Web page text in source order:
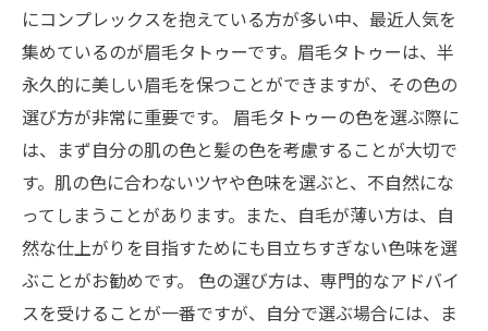
にコンプレックスを抱えている方が多い中、最近人気を
集めているのが眉毛タトゥーです。眉毛タトゥーは、半
永久的に美しい眉毛を保つことができますが、その色の
選び方が非常に重要です。 眉毛タトゥーの色を選ぶ際に
は、まず自分の肌の色と髪の色を考慮することが大切で
す。肌の色に合わないツヤや色味を選ぶと、不自然にな
ってしまうことがあります。また、自毛が薄い方は、自
然な仕上がりを目指すためにも目立ちすぎない色味を選
ぶことがお勧めです。 色の選び方は、専門的なアドバイ
スを受けることが一番ですが、自分で選ぶ場合には、ま